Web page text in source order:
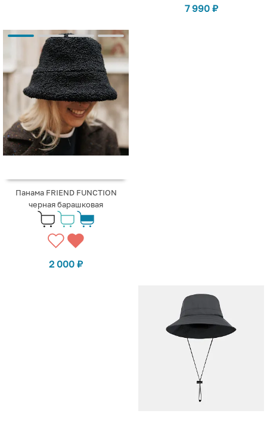
7 990 ₽
Панама FRIEND FUNCTION
черная барашковая
2 000 ₽